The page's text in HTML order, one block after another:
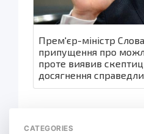
Прем'єр-міністр
припущення про
проте виявив
досягнення
CATEGORIES